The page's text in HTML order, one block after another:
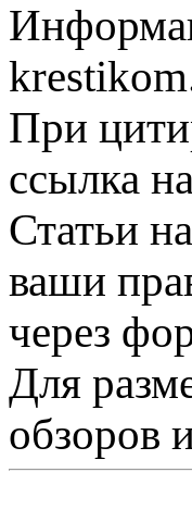
При
ссылка
Статьи
ваши
через
Для
обзоров